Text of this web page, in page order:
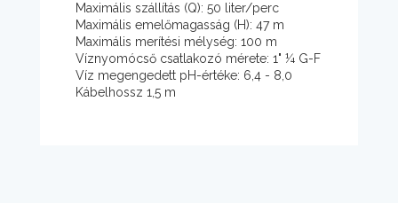
Maximális szállítás (Q): 50 liter/perc
Maximális emelőmagasság (H): 47 m
Maximális merítési mélység: 100 m
Víznyomócső csatlakozó mérete: 1" ¼ G-F
Víz megengedett pH-értéke: 6,4 - 8,0
Kábelhossz 1,5 m